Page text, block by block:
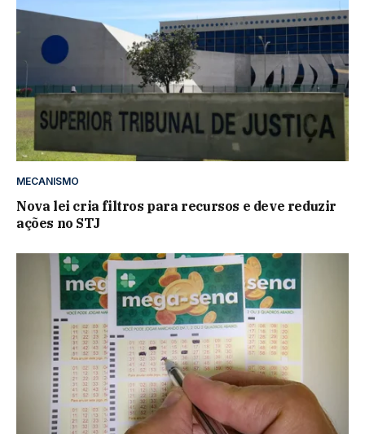
MECANISMO
Nova lei cria filtros para recursos e deve reduzir
ações no STJ